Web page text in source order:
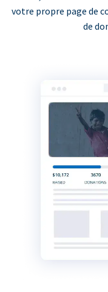
votre propre page de
de